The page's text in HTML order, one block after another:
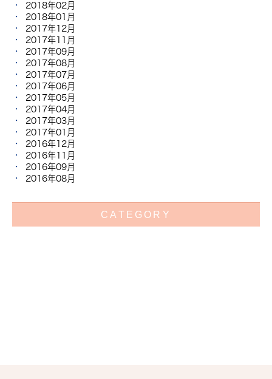
2018年02月
2018年01月
2017年12月
2017年11月
2017年09月
2017年08月
2017年07月
2017年06月
2017年05月
2017年04月
2017年03月
2017年01月
2016年12月
2016年11月
2016年09月
2016年08月
CATEGORY